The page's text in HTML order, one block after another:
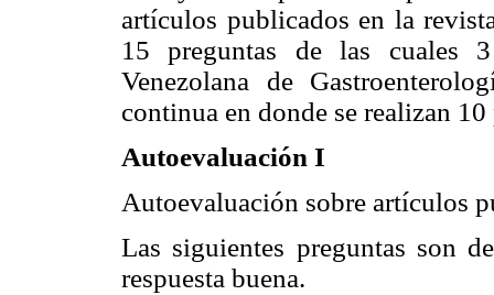
artículos publicados en la
15 preguntas de las cuales
Venezolana de
continua en donde se realizan
Autoevaluación I
Autoevaluación sobre artículos
Las siguientes preguntas son
respuesta buena.